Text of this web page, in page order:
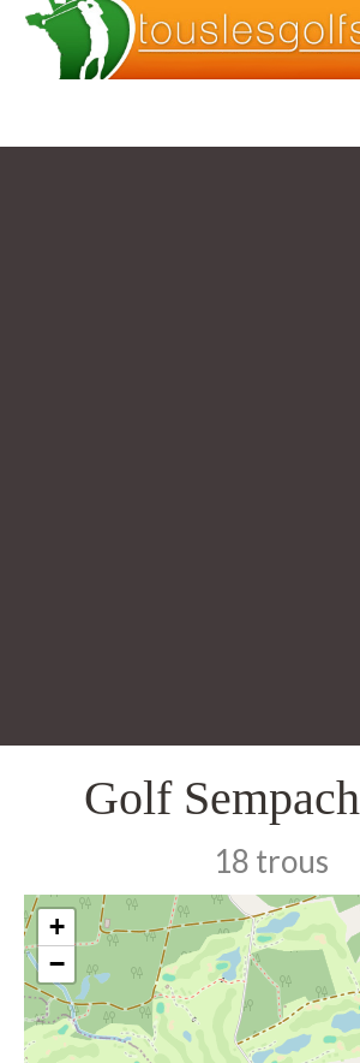
Golf
18 trous
+
−